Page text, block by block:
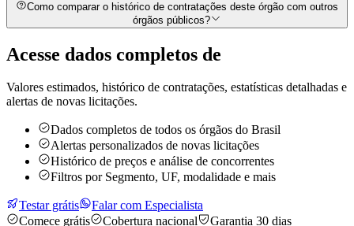
Como comparar o histórico de contratações deste órgão com outros
órgãos públicos?
Acesse dados completos de
Valores estimados, histórico de contratações, estatísticas detalhadas e
alertas de novas licitações.
Dados completos de todos os órgãos do Brasil
Alertas personalizados de novas licitações
Histórico de preços e análise de concorrentes
Filtros por Segmento, UF, modalidade e mais
Testar grátis
Falar com Especialista
Comece grátis
Cobertura nacional Garantia 30 dias